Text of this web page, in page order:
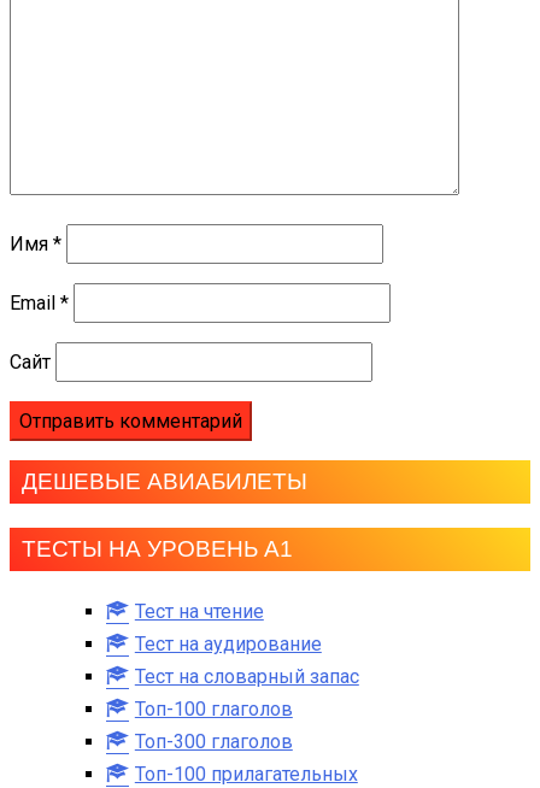
Имя *
Email *
Сайт
ДЕШЕВЫЕ АВИАБИЛЕТЫ
ТЕСТЫ НА УРОВЕНЬ А1
Тест на чтение
Тест на аудирование
Тест на словарный запас
Топ-100 глаголов
Топ-300 глаголов
Топ-100 прилагательных